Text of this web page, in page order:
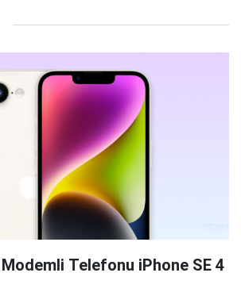
Modemli Telefonu iPhone SE 4